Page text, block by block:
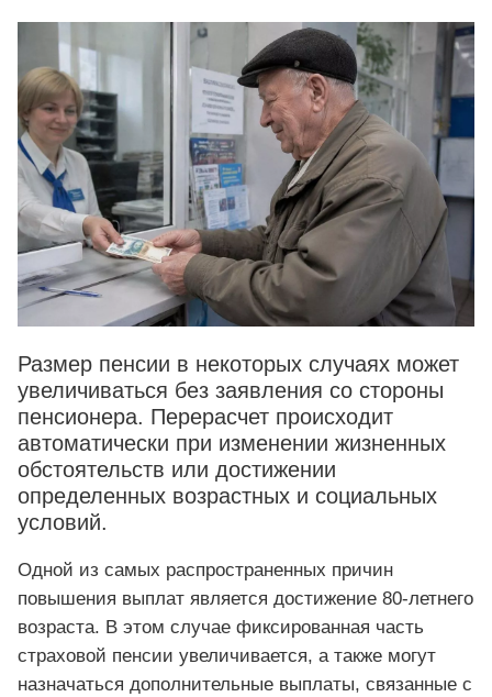
Размер пенсии в некоторых случаях может
увеличиваться без заявления со стороны
пенсионера. Перерасчет происходит
автоматически при изменении жизненных
обстоятельств или достижении
определенных возрастных и социальных
условий.
Одной из самых распространенных причин
повышения выплат является достижение 80-летнего
возраста. В этом случае фиксированная часть
страховой пенсии увеличивается, а также могут
назначаться дополнительные выплаты, связанные с